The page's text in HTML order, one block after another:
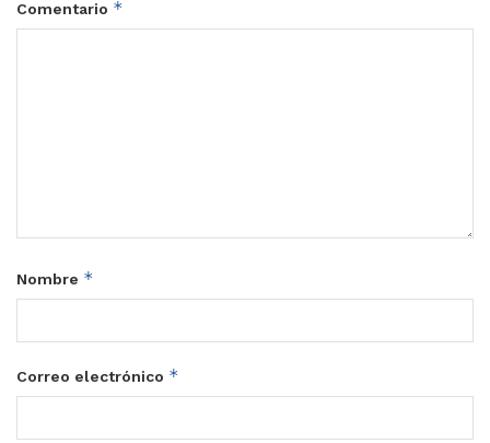
Comentario *
Nombre *
Correo electrónico *